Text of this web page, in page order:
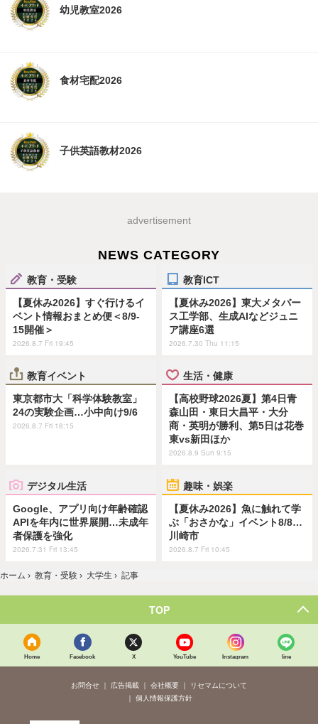
幼児教室2026
食材宅配2026
子供英語教材2026
advertisement
NEWS CATEGORY
教育・受験
【夏休み2026】すぐ行けるイ
ベント情報おまとめ便＜8/9-
15開催＞
2026.8.7 Fri 19:45
教育ICT
【夏休み2026】東大メタバー
ス工学部、生成AIなどジュニ
ア講座6選
2026.7.30 Thu 11:15
教育イベント
東京都市大「科学体験教室」
24の実験企画…小中向け9/6
2026.8.7 Fri 18:15
生活・健康
【高校野球2026夏】第4日青
森山田・東日大昌平・大分
商・英明が勝利、第5日は花巻
東vs新田ほか
2026.8.9 Sun 9:15
デジタル生活
Google、アプリ向け年齢確認
APIを年内に世界展開…未成年
者保護を強化
2026.7.31 Fri 13:45
趣味・娯楽
【夏休み2026】魚に触れて学
ぶ「おさかな」イベント8/8…
川崎市
2026.8.7 Fri 10:45
ホーム › 教育・受験 › 大学生 › 記事
TOP
Home Facebook X YouTube Instagram line
お問合せ 広告掲載 会社概要
リセマムについて
個人情報保護方針